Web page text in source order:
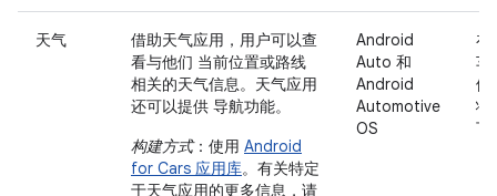
天气
借助天气应用，用户可以查
看与他们 当前位置或路线
相关的天气信息。天气应用
还可以提供 导航功能。
构建方式：使用 Android
for Cars 应用库。有关特定
于天气应用的更多信息，请
Android
Auto 和
Android
Automotive
OS
在
车
停
状
下